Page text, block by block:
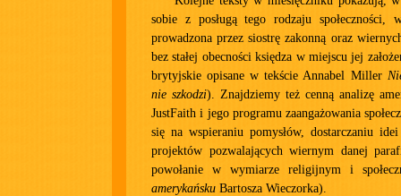
sobie z posługą tego rodzaju społeczności,
prowadzona przez siostrę zakonną oraz
bez stałej obecności księdza w miejscu jej
brytyjskie opisane w tekście Annabel Miller
nie szkodzi). Znajdziemy też cenną analizę
JustFaith i jego programu zaangażowania
się na wspieraniu pomysłów, dostarczaniu
projektów pozwalających wiernym danej
powołanie w wymiarze religijnym i
amerykańsku Bartosza Wieczorka).